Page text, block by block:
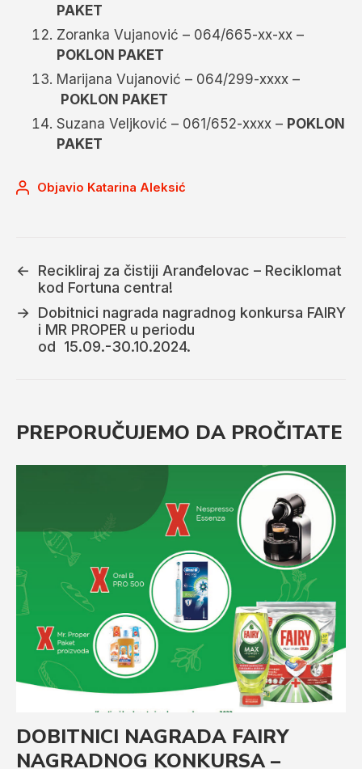
PAKET
Zoranka Vujanović – 064/665-xx-xx –
POKLON PAKET
Marijana Vujanović – 064/299-xxxx –
POKLON PAKET
Suzana Veljković – 061/652-xxxx – POKLON
PAKET
Objavio Katarina Aleksić
←
Recikliraj za čistiji Aranđelovac – Reciklomat
kod Fortuna centra!
→ Dobitnici nagrada nagradnog konkursa FAIRY
i MR PROPER u periodu
od 15.09.-30.10.2024.
PREPORUČUJEMO DA PROČITATE
DOBITNICI NAGRADA FAIRY
NAGRADNOG KONKURSA –